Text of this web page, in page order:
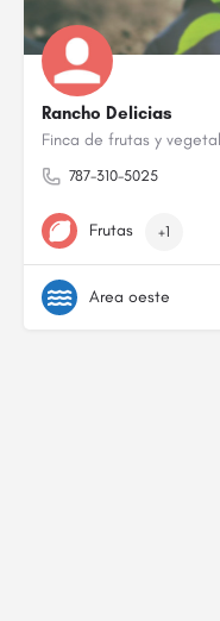
Rancho Delicias
787-310-5025
Frutas +1
Area oeste